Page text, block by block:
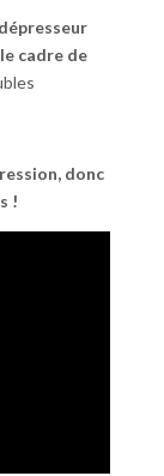
cadre de
donc
!